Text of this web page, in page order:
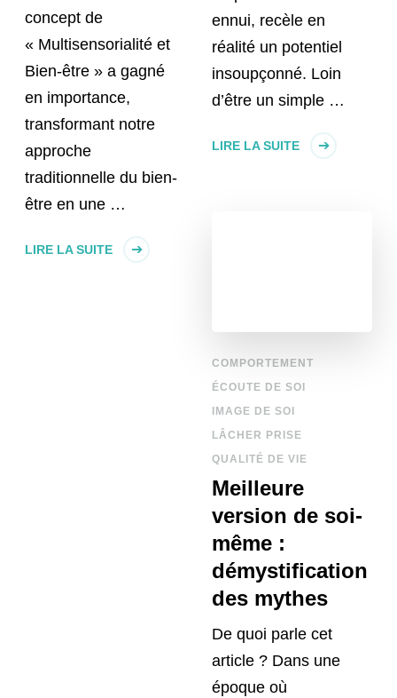
concept de
« Multisensorialité et
Bien-être » a gagné
en importance,
transformant notre
approche
traditionnelle du bien-
être en une …
LIRE LA SUITE
ennui, recèle en
réalité un potentiel
insoupçonné. Loin
d’être un simple …
LIRE LA SUITE
COMPORTEMENT
ÉCOUTE DE SOI
IMAGE DE SOI
LÂCHER PRISE
QUALITÉ DE VIE
Meilleure
version de soi-
même :
démystification
des mythes
De quoi parle cet
article ? Dans une
époque où